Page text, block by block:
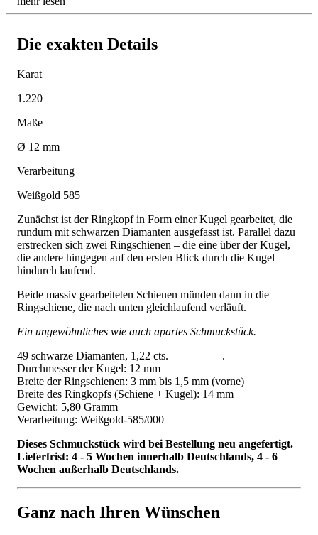
Die exakten Details
Karat
1.220
Maße
Ø 12 mm
Verarbeitung
Weißgold 585
Zunächst ist der Ringkopf in Form einer Kugel gearbeitet, die
rundum mit schwarzen Diamanten ausgefasst ist. Parallel dazu
erstrecken sich zwei Ringschienen – die eine über der Kugel,
die andere hingegen auf den ersten Blick durch die Kugel
hindurch laufend.
Beide massiv gearbeiteten Schienen münden dann in die
Ringschiene, die nach unten gleichlaufend verläuft.
Ein ungewöhnliches wie auch apartes Schmuckstück.
49 schwarze Diamanten, 1,22 cts. .
Durchmesser der Kugel: 12 mm
Breite der Ringschienen: 3 mm bis 1,5 mm (vorne)
Breite des Ringkopfs (Schiene + Kugel): 14 mm
Gewicht: 5,80 Gramm
Verarbeitung: Weißgold-585/000
Dieses Schmuckstück wird bei Bestellung neu angefertigt.
Lieferfrist: 4 - 5 Wochen innerhalb Deutschlands, 4 - 6
Wochen außerhalb Deutschlands.
Ganz nach Ihren Wünschen